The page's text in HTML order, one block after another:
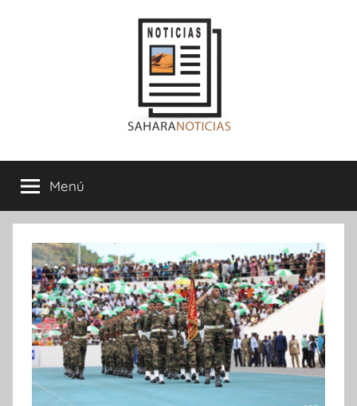
Sahara
Noticias
Menú